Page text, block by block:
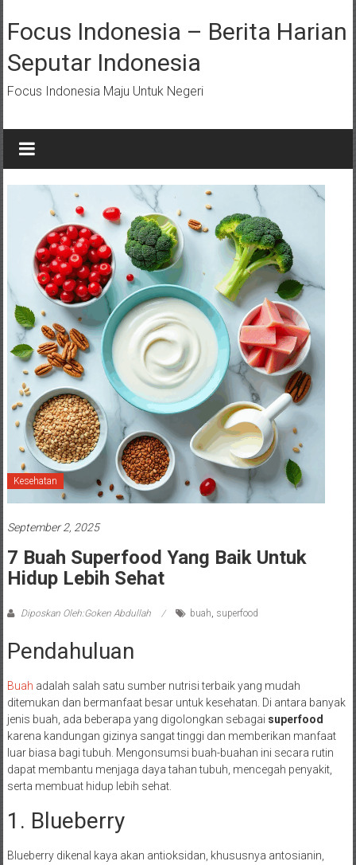
ke
konten
Focus Indonesia – Berita Harian
Seputar Indonesia
Focus Indonesia Maju Untuk Negeri
Kesehatan
September 2, 2025
7 Buah Superfood Yang Baik Untuk
Hidup Lebih Sehat
Diposkan Oleh:Goken Abdullah buah, superfood
Pendahuluan
Buah adalah salah satu sumber nutrisi terbaik yang mudah
ditemukan dan bermanfaat besar untuk kesehatan. Di antara banyak
jenis buah, ada beberapa yang digolongkan sebagai superfood
karena kandungan gizinya sangat tinggi dan memberikan manfaat
luar biasa bagi tubuh. Mengonsumsi buah-buahan ini secara rutin
dapat membantu menjaga daya tahan tubuh, mencegah penyakit,
serta membuat hidup lebih sehat.
1. Blueberry
Blueberry dikenal kaya akan antioksidan, khususnya antosianin,